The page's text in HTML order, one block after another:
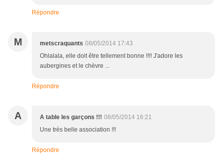
Répondre
M metscraquants 08/05/2014 17:43
Ohlalala, elle doit être tellement bonne !!!! J'adore les
aubergines et le chèvre ...
Répondre
A A table les garçons !!! 08/05/2014 16:21
Une très belle association !!!
Répondre